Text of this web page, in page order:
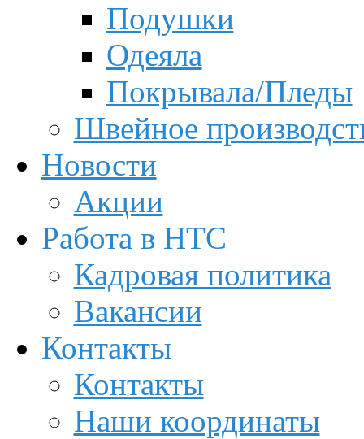
Подушки
Одеяла
Покрывала/Пледы
Швейное
Новости
Акции
Работа в НТС
Кадровая политика
Вакансии
Контакты
Контакты
Наши координаты